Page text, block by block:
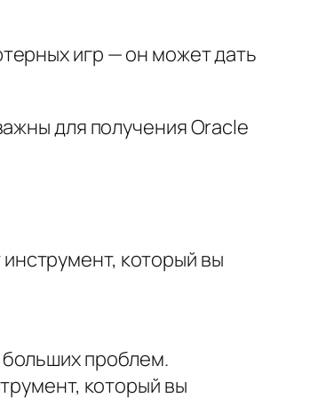
игр — он может дать
для полученияOracle
который вы
проблем.
который вы